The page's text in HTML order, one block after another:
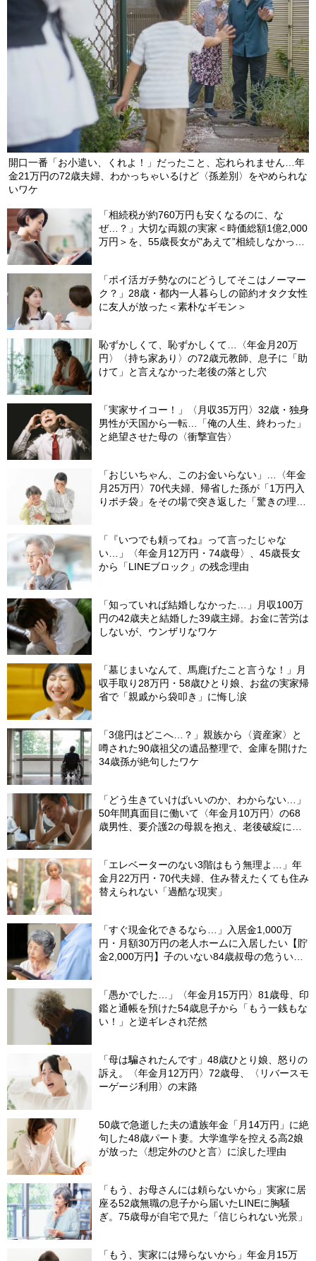
開口一番「お小遣い、くれよ！」だったこと、忘れられません…年
金21万円の72歳夫婦、わかっちゃいるけど〈孫差別〉をやめられな
いワケ
「相続税が約760万円も安くなるのに、な
ぜ…？」大切な両親の実家＜時価総額1億2,000
万円＞を、55歳長女が"あえて”相続しなかった
「ポイ活ガチ勢なのにどうしてそこはノーマー
ク？」28歳・都内一人暮らしの節約オタク女性
に友人が放った＜素朴なギモン＞
恥ずかしくて、恥ずかしくて…〈年金月20万
円〉〈持ち家あり〉の72歳元教師、息子に「助
けて」と言えなかった老後の落とし穴
「実家サイコー！」〈月収35万円〉32歳・独身
男性が天国から一転…「俺の人生、終わった」
と絶望させた母の〈衝撃宣告〉
「おじいちゃん、このお金いらない」…〈年金
月25万円〉70代夫婦、帰省した孫が「1万円入
りポチ袋」をその場で突き返した「驚きの理
「『いつでも頼ってね』って言ったじゃな
い…」〈年金月12万円・74歳母〉、45歳長女
から「LINEブロック」の残念理由
「知っていれば結婚しなかった…」月収100万
円の42歳夫と結婚した39歳主婦。お金に苦労は
しないが、ウンザリなワケ
「墓じまいなんて、馬鹿げたこと言うな！」月
収手取り28万円・58歳ひとり娘、お盆の実家帰
省で「親戚から袋叩き」に悔し涙
「3億円はどこへ…？」親族から〈資産家〉と
噂された90歳祖父の遺品整理で、金庫を開けた
34歳孫が絶句したワケ
「どう生きていけばいいのか、わからない…」
50年間真面目に働いて〈年金月10万円〉の68
歳男性、要介護2の母親を抱え、老後破綻に怯
「エレベーターのない3階はもう無理よ…」年
金月22万円・70代夫婦、住み替えたくても住み
替えられない「過酷な現実」
「すぐ現金化できるなら…」入居金1,000万
円・月額30万円の老人ホームに入居したい【貯
金2,000万円】子のいない84歳叔母の危うい決
「愚かでした…」〈年金月15万円〉81歳母、印
鑑と通帳を預けた54歳息子から「もう一銭もな
い！」と逆ギレされ茫然
「母は騙されたんです」48歳ひとり娘、怒りの
訴え。〈年金月12万円〉72歳母、〈リバースモ
ーゲージ利用〉の末路
50歳で急逝した夫の遺族年金「月14万円」に絶
句した48歳パート妻。大学進学を控える高2娘
が放った〈想定外のひと言〉に涙した理由
「もう、お母さんには頼らないから」実家に居
座る52歳無職の息子から届いたLINEに胸騒
ぎ。75歳母が自宅で見た「信じられない光景」
「もう、実家には帰らないから」年金月15万